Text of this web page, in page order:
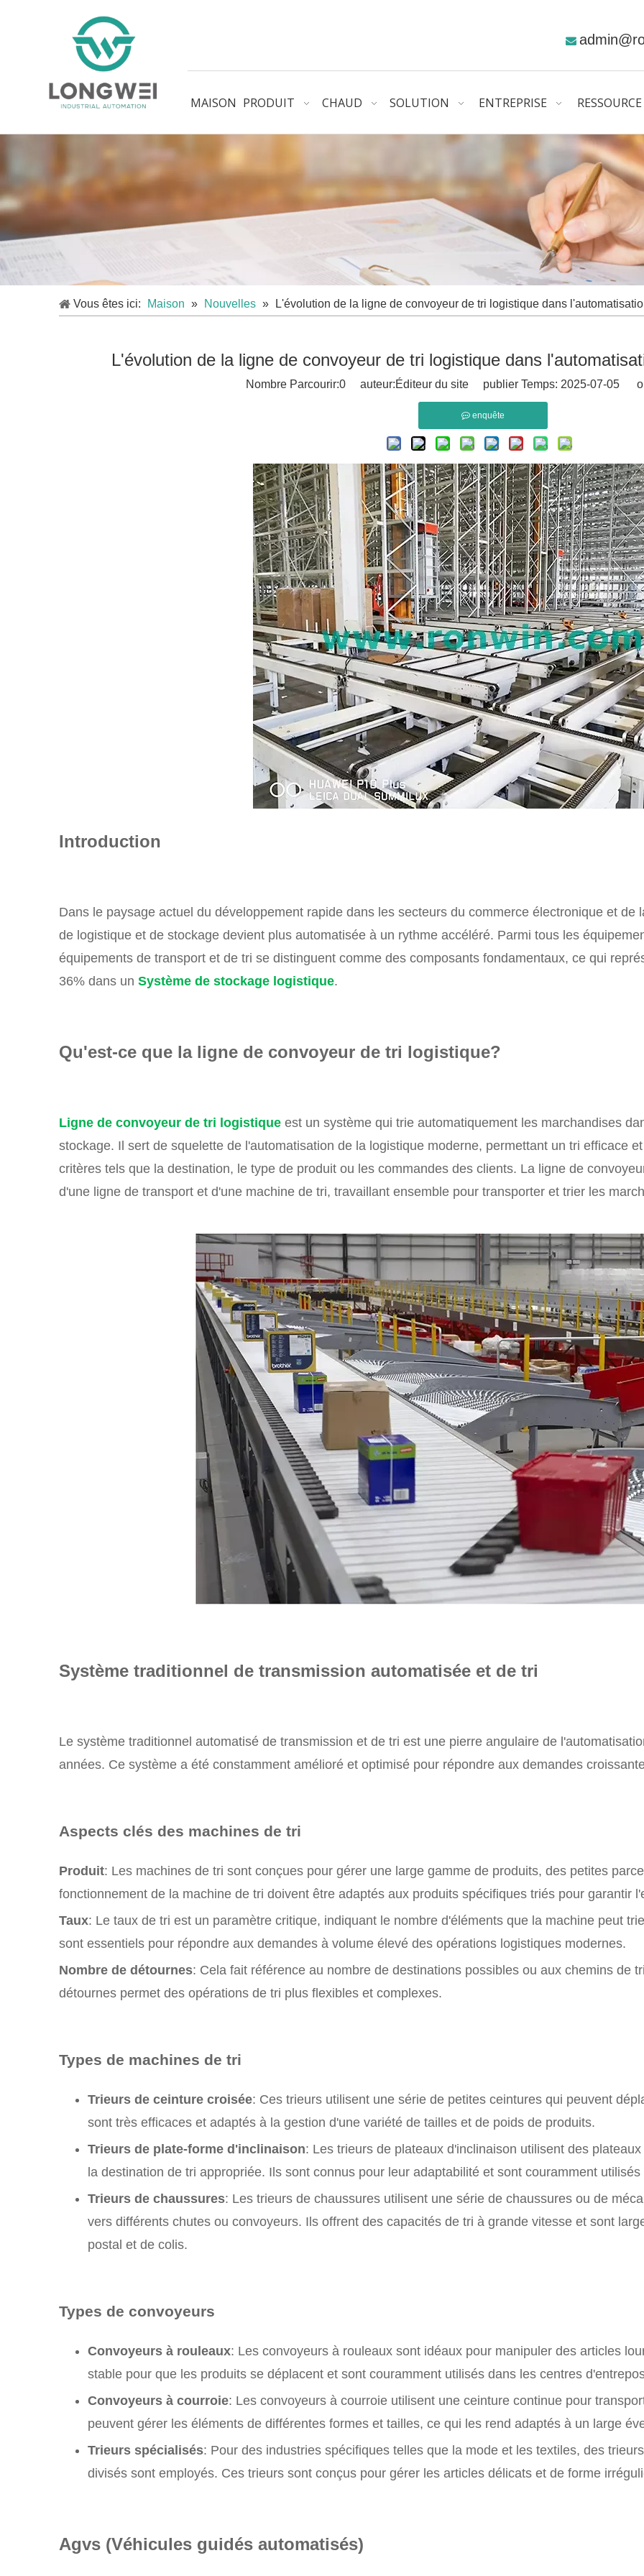

MAISON PRODUIT CHAUD SOLUTION ENTREPRISE RESSOURCE
Vous êtes ici: Maison » Nouvelles » L'évolution de la ligne de convoyeur de tri logistique dans
L'évolution de la ligne de convoyeur de tri logistique dans
Nombre Parcourir:0auteur:Éditeur du site publier Temps: 2025-07-05
enquête
Introduction
Dans le paysage actuel du développement rapide dans les secteurs du commerce électronique et
de logistique et de stockage devient plus automatisée à un rythme accéléré. Parmi tous les
équipements de transport et de tri se distinguent comme des composants fondamentaux, ce qui
36% dans un Système de stockage logistique.
Qu'est-ce que la ligne de convoyeur de tri logistique?
Ligne de convoyeur de tri logistique est un système qui trie automatiquement les marchandises
stockage. Il sert de squelette de l'automatisation de la logistique moderne, permettant un tri efficace
critères tels que la destination, le type de produit ou les commandes des clients. La ligne de
d'une ligne de transport et d'une machine de tri, travaillant ensemble pour transporter et trier les
Système traditionnel de transmission automatisée et de tri
Le système traditionnel automatisé de transmission et de tri est une pierre angulaire de
années. Ce système a été constamment amélioré et optimisé pour répondre aux demandes
Aspects clés des machines de tri
Produit: Les machines de tri sont conçues pour gérer une large gamme de produits, des petites
fonctionnement de la machine de tri doivent être adaptés aux produits spécifiques triés pour garantir
Taux: Le taux de tri est un paramètre critique, indiquant le nombre d'éléments que la machine peut
sont essentiels pour répondre aux demandes à volume élevé des opérations logistiques modernes.
Nombre de détournes: Cela fait référence au nombre de destinations possibles ou aux chemins de
détournes permet des opérations de tri plus flexibles et complexes.
Types de machines de tri
Trieurs de ceinture croisée: Ces trieurs utilisent une série de petites ceintures qui peuvent
sont très efficaces et adaptés à la gestion d'une variété de tailles et de poids de produits.
Trieurs de plate-forme d'inclinaison: Les trieurs de plateaux d'inclinaison utilisent des
la destination de tri appropriée. Ils sont connus pour leur adaptabilité et sont couramment
Trieurs de chaussures: Les trieurs de chaussures utilisent une série de chaussures ou de
vers différents chutes ou convoyeurs. Ils offrent des capacités de tri à grande vitesse et sont
postal et de colis.
Types de convoyeurs
Convoyeurs à rouleaux: Les convoyeurs à rouleaux sont idéaux pour manipuler des articles
stable pour que les produits se déplacent et sont couramment utilisés dans les centres
Convoyeurs à courroie: Les convoyeurs à courroie utilisent une ceinture continue pour
peuvent gérer les éléments de différentes formes et tailles, ce qui les rend adaptés à un large
Trieurs spécialisés: Pour des industries spécifiques telles que la mode et les textiles, des
divisés sont employés. Ces trieurs sont conçus pour gérer les articles délicats et de forme
Agvs (Véhicules guidés automatisés)